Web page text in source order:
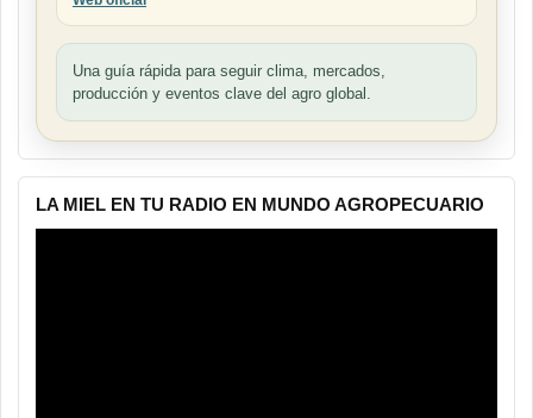
Una guía rápida para seguir clima, mercados,
producción y eventos clave del agro global.
LA MIEL EN TU RADIO EN MUNDO AGROPECUARIO